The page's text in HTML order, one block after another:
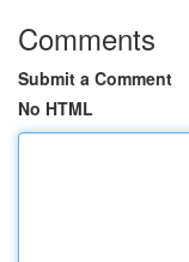
Comments
Submit a Comment
No HTML